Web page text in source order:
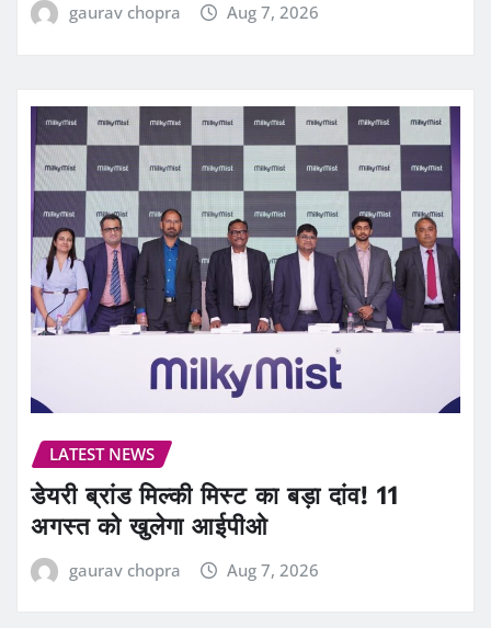
gaurav chopra Aug 7, 2026
LATEST NEWS
डेयरी ब्रांड मिल्की मिस्ट का बड़ा दांव! 11
अगस्त को खुलेगा आईपीओ
gaurav chopra Aug 7, 2026